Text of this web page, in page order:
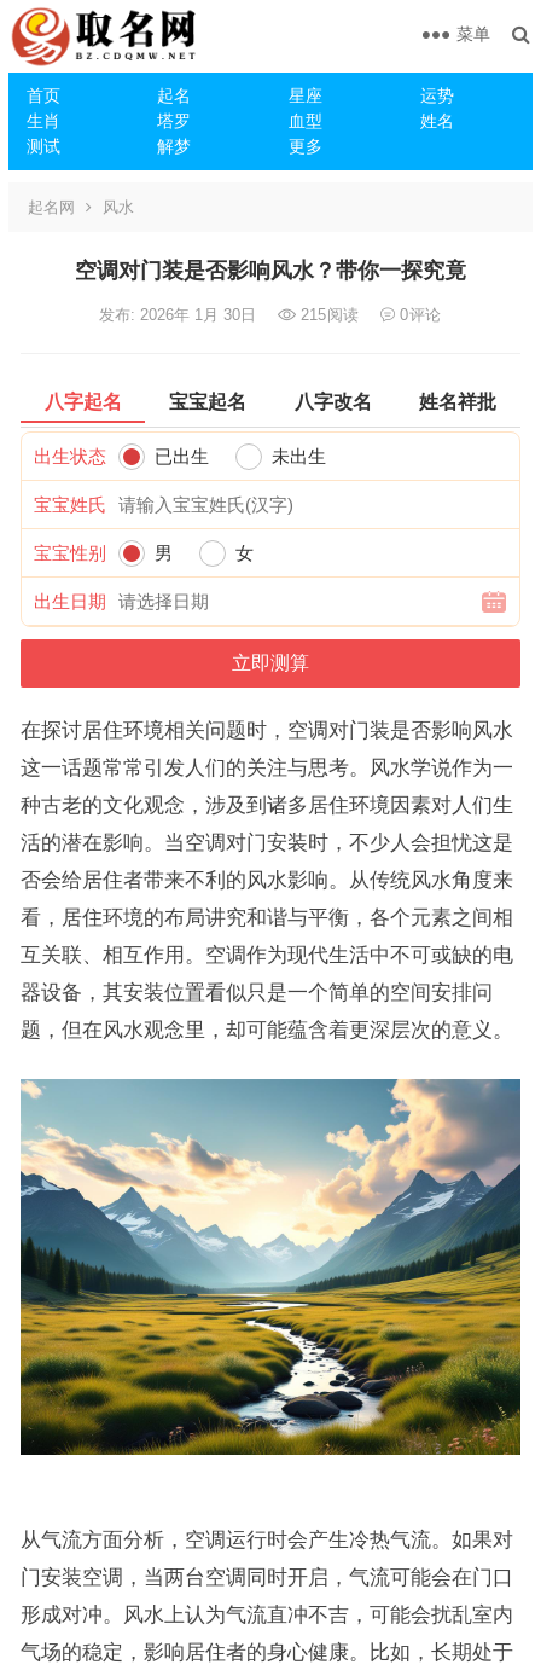
首页 起名 星座
运势
生肖
塔罗 血型
姓名
测试
解梦 更多
菜单
起名网 风水
空调对门装是否影响风水？带你一探究竟
发布: 2026年 1月 30日 215阅读 0评论
八字起名 宝宝起名 八字改名 姓名祥批
出生状态 已出生 未出生
宝宝姓氏
宝宝性别 男 女
出生日期
在探讨居住环境相关问题时，空调对门装是否影响风水
这一话题常常引发人们的关注与思考。风水学说作为一
种古老的文化观念，涉及到诸多居住环境因素对人们生
活的潜在影响。当空调对门安装时，不少人会担忧这是
否会给居住者带来不利的风水影响。从传统风水角度来
看，居住环境的布局讲究和谐与平衡，各个元素之间相
互关联、相互作用。空调作为现代生活中不可或缺的电
器设备，其安装位置看似只是一个简单的空间安排问
题，但在风水观念里，却可能蕴含着更深层次的意义。
从气流方面分析，空调运行时会产生冷热气流。如果对
门安装空调，当两台空调同时开启，气流可能会在门口
形成对冲。风水上认为气流直冲不吉，可能会扰乱室内
气场的稳定，影响居住者的身心健康。比如，长期处于